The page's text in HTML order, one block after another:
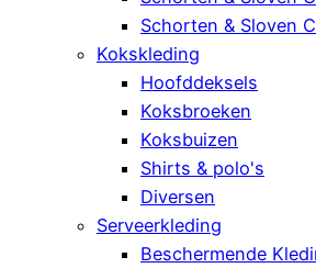
Schorten & Sloven
Kokskleding
Hoofddeksels
Koksbroeken
Koksbuizen
Shirts & polo's
Diversen
Serveerkleding
Beschermende